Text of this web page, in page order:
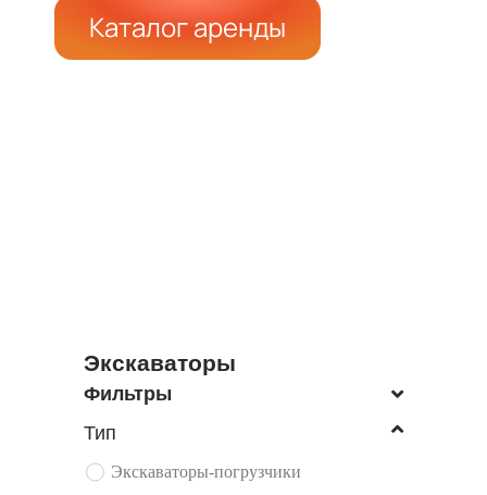
Каталог аренды
Экскаваторы
Фильтры
Тип
Экскаваторы-погрузчики